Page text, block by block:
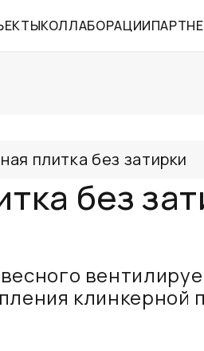
КОЛЛАБОРАЦИИ
плитка без затирки
без
клинкерной